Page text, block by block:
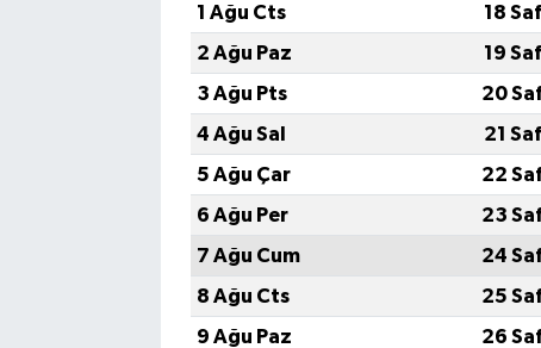
1 Ağu Cts
18
2 Ağu Paz
19
3 Ağu Pts
20
4 Ağu Sal
21
5 Ağu Çar
22
6 Ağu Per
23
7 Ağu Cum
24
8 Ağu Cts
25
9 Ağu Paz
26